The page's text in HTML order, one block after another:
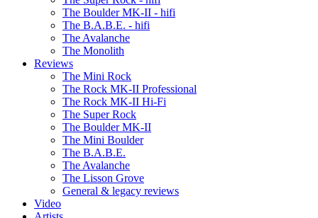
The Boulder MK-II - hifi
The B.A.B.E. - hifi
The Avalanche
The Monolith
Reviews
The Mini Rock
The Rock MK-II Professional
The Rock MK-II Hi-Fi
The Super Rock
The Boulder MK-II
The Mini Boulder
The B.A.B.E.
The Avalanche
The Lisson Grove
General & legacy reviews
Video